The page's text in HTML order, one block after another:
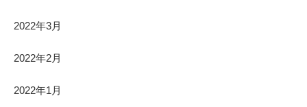
2022年3月
2022年2月
2022年1月